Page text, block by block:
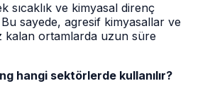
sıcaklık ve kimyasal direnç
sayede, agresif kimyasallar ve
kalan ortamlarda uzun süre
hangi sektörlerde kullanılır?